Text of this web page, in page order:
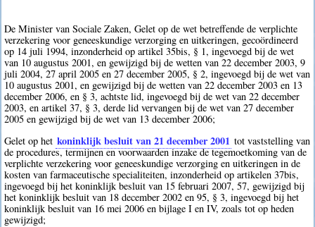
De Minister van Sociale Zaken, Gelet op de wet betreffende de verplichte
verzekering voor geneeskundige verzorging en uitkeringen, gecoördineerd
op 14 juli 1994, inzonderheid op artikel 35bis, § 1, ingevoegd bij de wet
van 10 augustus 2001, en gewijzigd bij de wetten van 22 december 2003, 9
juli 2004, 27 april 2005 en 27 december 2005, § 2, ingevoegd bij de wet van
10 augustus 2001, en gewijzigd bij de wetten van 22 december 2003 en 13
december 2006, en § 3, achtste lid, ingevoegd bij de wet van 22 december
2003, en artikel 37, § 3, derde lid vervangen bij de wet van 27 december
2005 en gewijzigd bij de wet van 13 december 2006;
Gelet op het koninklijk besluit van 21 december 2001 tot vaststelling van
de procedures, termijnen en voorwaarden inzake de tegemoetkoming van de
verplichte verzekering voor geneeskundige verzorging en uitkeringen in de
kosten van farmaceutische specialiteiten, inzonderheid op artikelen 37bis,
ingevoegd bij het koninklijk besluit van 15 februari 2007, 57, gewijzigd bij
het koninklijk besluit van 18 december 2002 en 95, § 3, ingevoegd bij het
koninklijk besluit van 16 mei 2006 en bijlage I en IV, zoals tot op heden
gewijzigd;